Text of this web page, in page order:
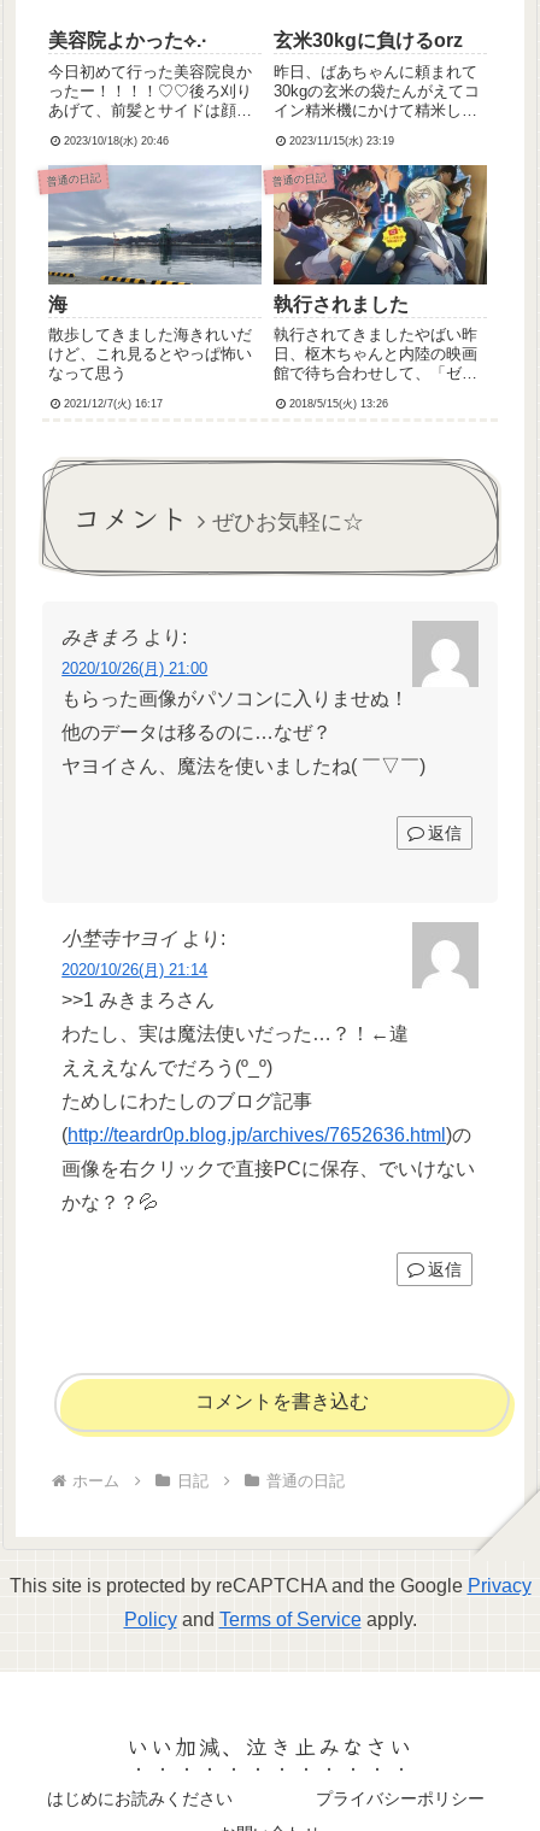
美容院よかった⟡.·
今日初めて行った美容院良か
ったー！！！！♡♡後ろ刈り
あげて、前髪とサイドは顔が
はからってくださいってお願
いしたら「ハンサムショー
ト」なる髪型をおすすめされ
てお任せしたら過去イチいい
感じにしてもらえた✨店内は
静かで会...
2023/10/18(水) 20:46
玄米30kgに負けるorz
昨日、ばあちゃんに頼まれて
30kgの玄米の袋たんがえてコ
イン精米機にかけて精米して
なのか定かじゃないんですが
今朝目覚めたらめっちゃ腰痛
くなってて、今日一日しんど
かった( ´°ω°` )元々その玄米、
弟くんがお嫁さん...
2023/11/15(水) 23:19
普通の日記
海
散歩してきました海きれいだ
けど、これ見るとやっぱ怖い
なって思う
2021/12/7(火) 16:17
普通の日記
執行されました
執行されてきましたやばい昨
日、枢木ちゃんと内陸の映画
館で待ち合わせして、「ゼロ
んと枢木ちゃんはこれで執行7
を100億の男にする」だそう
るな...
2018/5/15(火) 13:26
コメント ぜひお気軽に☆
みきまろ より:
2020/10/26(月) 21:00
もらった画像がパソコンに入りませぬ！
他のデータは移るのに…なぜ？
ヤヨイさん、魔法を使いましたね( ￣▽￣)
返信
小埜寺ヤヨイ より:
2020/10/26(月) 21:14
>>1 みきまろさん
わたし、実は魔法使いだった…？！←違
えええなんでだろう(º_º)
ためしにわたしのブログ記事
(http://teardr0p.blog.jp/archives/7652636.html)の
画像を右クリックで直接PCに保存、でいけない
かな？？💦
返信
コメントを書き込む
ホーム 日記 普通の日記
This site is protected by reCAPTCHA and the Google Privacy
Policyand Terms of Serviceapply.
いい加減、泣き止みなさい
はじめにお読みください
プライバシーポリシー